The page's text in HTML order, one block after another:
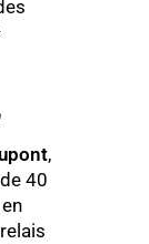
,
40